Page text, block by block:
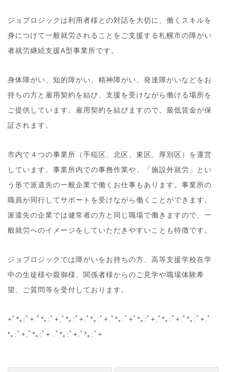
ジョブロジックは利用者様との対話を大切に、働くスキルを
身につけて一般就労されることをご支援する札幌市の障がい
者就労継続支援A型事業所です。
身体障がい、知的障がい、精神障がい、発達障がいなどをお
持ちの方と雇用契約を結び、支援を受けながら働ける場所を
ご提供しています。雇用契約を結びますので、最低賃金が保
証されます。
市内で４つの事業所（手稲区、北区、東区、厚別区）を運営
しています。事業所内での事務作業や、「施設外就労」とい
う形で派遣先の一般企業で働くお仕事もあります。事業所の
職員が同行してサポートを受けながら働くことができます。
派遣先の企業では健常者の方と同じ職場で働きますので、一
般就労へのイメージをしていただきやすいことも特徴です。
ジョブロジックでは障がいをお持ちの方、高等支援学校在学
中の生徒様や親御様、関係者様からのご見学や職場体験希
望、ご質問等を受付しております。
+ﾟ*｡:ﾟ+.ﾟ*｡:ﾟ+.ﾟ*｡:ﾟ+.ﾟ*｡:ﾟ+.ﾟ*｡:ﾟ+ﾟ*｡:ﾟ+.ﾟ*｡:ﾟ+.ﾟ*｡:ﾟ+.ﾟ
*｡:ﾟ+.ﾟ*｡:ﾟ+ .ﾟ*｡:ﾟ+.ﾟ*｡:ﾟ+